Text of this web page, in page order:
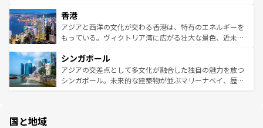
とつ。フォーやバインミー、ベトナムコーヒーなどは、ぜ
ひ現地で味わいたい。どの地域を訪れてもあたたかい人々
が旅行者を迎えてくれるので、きっと忘れられない旅にな
参照してほしい。
の活気が交差している。北部ではチェンマイなどの山岳地
帯で自然と触れ合い、南部ではプーケットやクラビの美し
いビーチでリゾート気分を楽しむことができる。タイ料理
激する。気候は一年中温暖で、どの季節にも異なる楽しみ
が待っている。親しみやすいタイの人々、仏教を中心とし
た文化、そして多様な観光資源が、訪れる旅人を魅了し続
香港
アジアと西洋の文化が交わる香港は、特有のエネルギーを
もっている。ヴィクトリア湾に広がる壮大な景色、近未来
み、どこを訪れても感動するはず。観光スポットが密集し
ており、効率よく見どころを回れるのも魅力。息をのむよ
うな絶景から文化的な体験まで、香港を存分に楽しみ尽く
シンガポール
アジアの交差点として多文化が融合した独自の魅力を放つ
シンガポール。未来的な建築物が並ぶマリーナベイ、歴史
国と地域